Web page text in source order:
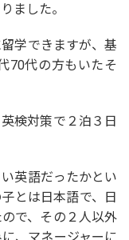
ました。
学できますが、基
70代の方もいたそ
検対策で２泊３日
英語だったかとい
とは日本語で、日
で、その２人以外